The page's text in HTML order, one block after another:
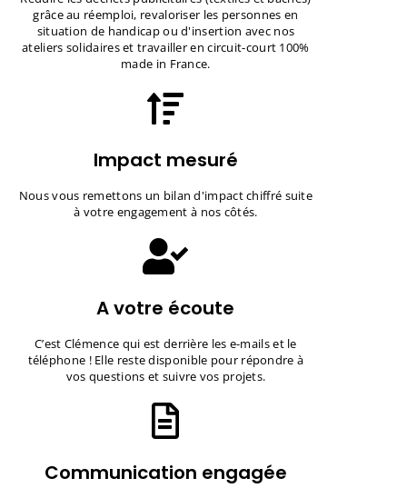
grâce au réemploi, revaloriser les personnes en
situation de handicap ou d'insertion avec nos
ateliers solidaires et travailler en circuit-court 100%
made in France.
Impact mesuré
Nous vous remettons un bilan d'impact chiffré suite
à votre engagement à nos côtés.
A votre écoute
C’est Clémence qui est derrière les e-mails et le
téléphone ! Elle reste disponible pour répondre à
vos questions et suivre vos projets.
Communication engagée